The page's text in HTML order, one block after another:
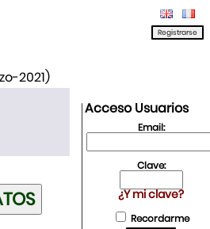
2021)
Acceso Usuarios
Email:
Clave:
¿Y mi clave?
Recordarme